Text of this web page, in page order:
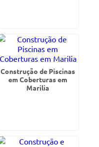
Construção de Piscinas
em Coberturas em
Marilia